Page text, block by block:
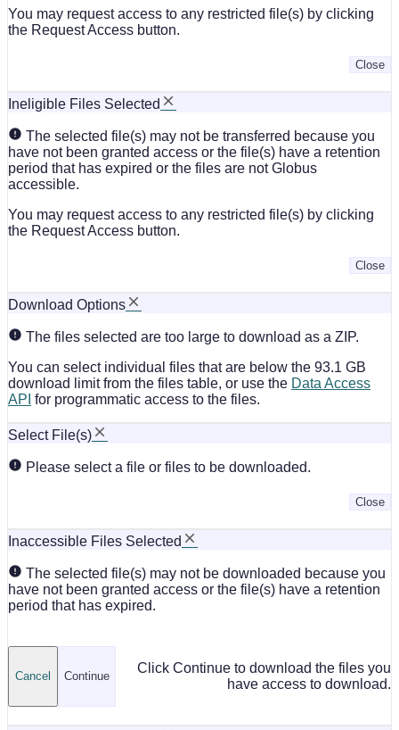
You may request access to any restricted file(s) by clicking
the Request Access button.
Close
Ineligible Files Selected
The selected file(s) may not be transferred because you
have not been granted access or the file(s) have a retention
period that has expired or the files are not Globus
accessible.
You may request access to any restricted file(s) by clicking
the Request Access button.
Close
Download Options
The files selected are too large to download as a ZIP.
You can select individual files that are below the 93.1 GB
download limit from the files table, or use the Data Access
API for programmatic access to the files.
Select File(s)
Please select a file or files to be downloaded.
Close
Inaccessible Files Selected
The selected file(s) may not be downloaded because you
have not been granted access or the file(s) have a retention
period that has expired.
Click Continue to download the files you
have access to download.
Continue
Cancel